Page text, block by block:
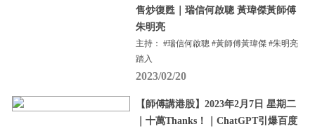
售炒復甦｜瑞信何啟聰 黃瑋傑黃師傅
朱明亮
主持： #瑞信何啟聰 #黃師傅黃瑋傑 #朱明亮
踏入
2023/02/20
【師傅講港股】2023年2月7日 星期二
｜十萬Thanks！｜ChatGPT引爆百度